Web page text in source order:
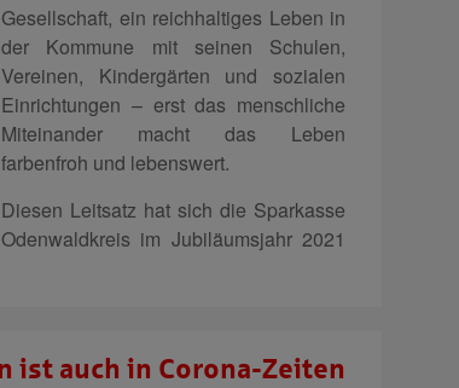
Gesellschaft, ein reichhaltiges Leben in
der Kommune mit seinen Schulen,
Vereinen, Kindergärten und sozialen
Einrichtungen – erst das menschliche
Mit­einander macht das Leben
farbenfroh und lebenswert.
Diesen Leitsatz hat sich die Sparkasse
Odenwaldkreis im Jubiläumsjahr 2021
ist auch in Corona-Zeiten